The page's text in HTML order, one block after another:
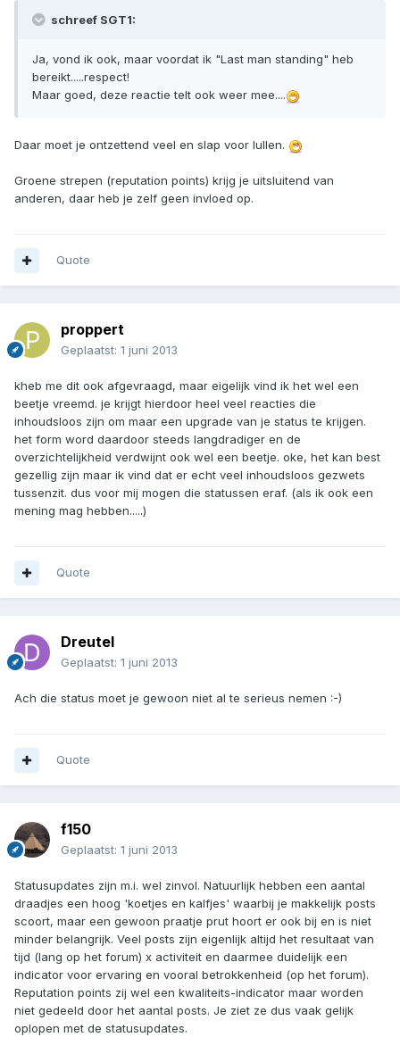
schreef SGT1:
Ja, vond ik ook, maar voordat ik "Last man standing" heb
bereikt.....respect!
Maar goed, deze reactie telt ook weer mee....
Daar moet je ontzettend veel en slap voor lullen.
Groene strepen (reputation points) krijg je uitsluitend van
anderen, daar heb je zelf geen invloed op.
Quote
proppert
Geplaatst: 1 juni 2013
kheb me dit ook afgevraagd, maar eigelijk vind ik het wel een
beetje vreemd. je krijgt hierdoor heel veel reacties die
inhoudsloos zijn om maar een upgrade van je status te krijgen.
het form word daardoor steeds langdradiger en de
overzichtelijkheid verdwijnt ook wel een beetje. oke, het kan best
gezellig zijn maar ik vind dat er echt veel inhoudsloos gezwets
tussenzit. dus voor mij mogen die statussen eraf. (als ik ook een
mening mag hebben.....)
Quote
Dreutel
Geplaatst: 1 juni 2013
Ach die status moet je gewoon niet al te serieus nemen :-)
Quote
f150
Geplaatst: 1 juni 2013
Statusupdates zijn m.i. wel zinvol. Natuurlijk hebben een aantal
draadjes een hoog 'koetjes en kalfjes' waarbij je makkelijk posts
scoort, maar een gewoon praatje prut hoort er ook bij en is niet
minder belangrijk. Veel posts zijn eigenlijk altijd het resultaat van
tijd (lang op het forum) x activiteit en daarmee duidelijk een
indicator voor ervaring en vooral betrokkenheid (op het forum).
Reputation points zij wel een kwaliteits-indicator maar worden
niet gedeeld door het aantal posts. Je ziet ze dus vaak gelijk
oplopen met de statusupdates.